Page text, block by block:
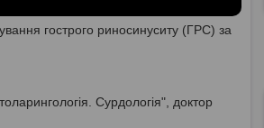
гострого риносинуситу (ГРС) за
Сурдологія", доктор